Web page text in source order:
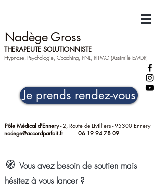
Nadège Gross
THERAPEUTE SOLUTIONNISTE
Hypnose, Psychologie, Coaching, PNL, RITMO (Assimilé EMDR)
Je prends rendez-vous
Pôle Médical d'Ennery- 2, Route de Livilliers - 95300 Ennery
06 19 94 78 09
nadege@accordparfait.fr
🧭 Vous avez besoin de soutien mais
hésitez à vous lancer ?